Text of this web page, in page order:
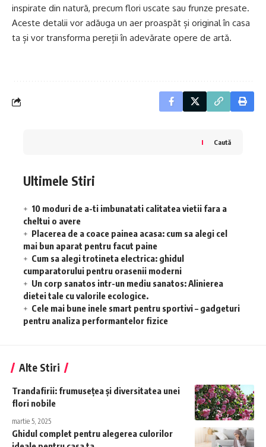
inspirate din natură, precum flori uscate sau frunze presate.
Aceste detalii vor adăuga un aer proaspăt și original în casa
ta și vor transforma pereții în adevărate opere de artă.
Caută
Ultimele Stiri
10 moduri de a-ti imbunatati calitatea vietii fara a
cheltui o avere
Placerea de a coace painea acasa: cum sa alegi cel
mai bun aparat pentru facut paine
Cum sa alegi trotineta electrica: ghidul
cumparatorului pentru orasenii moderni
Un corp sanatos intr-un mediu sanatos: Alinierea
dietei tale cu valorile ecologice.
Cele mai bune inele smart pentru sportivi – gadgeturi
pentru analiza performantelor fizice
Alte Stiri
Trandafirii: frumusețea și diversitatea unei
flori nobile
martie 5, 2025
Ghidul complet pentru alegerea culorilor